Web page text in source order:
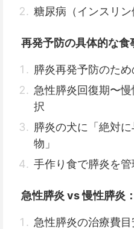
糖尿病（インスリン
再発予防の具体的な食
膵炎再発予防のた
急性膵炎回復期〜
択
膵炎の犬に「絶対
物」
手作り食で膵炎を
急性膵炎 vs 慢性膵炎
急性膵炎の治療費目